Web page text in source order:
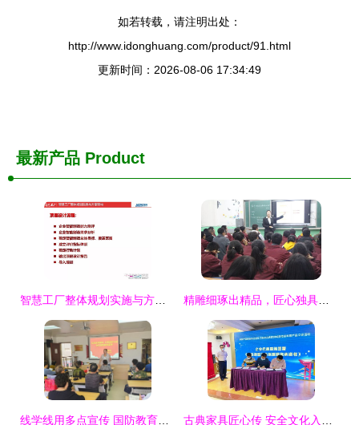
如若转载，请注明出处：
http://www.idonghuang.com/product/91.html
更新时间：2026-08-06 17:34:49
最新产品 Product